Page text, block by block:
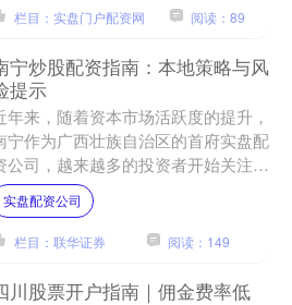
栏目：实盘门户配资网 阅读：89
宁炒股配资指南：本地策略与风
提示
年来，随着资本市场活跃度的提升，
宁作为广西壮族自治区的首府实盘配
公司，越来越多的投资者开始关注炒
配资这一杠杆工具。配资交易在放大
益的同时也伴随着显著风....
实盘配资公司
栏目：联华证券 阅读：149
川股票开户指南｜佣金费率低